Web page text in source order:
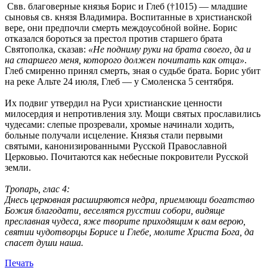
Свв. благоверные князья Борис и Глеб (†1015) — младшие
сыновья св. князя Владимира. Воспитанные в христианской
вере, они предпочли смерть междоусобной войне. Борис
отказался бороться за престол против старшего брата
Святополка, сказав: «Не подниму руки на брата своего, да и
на старшего меня, которого должен почитать как отца».
Глеб смиренно принял смерть, зная о судьбе брата. Борис убит
на реке Альте 24 июля, Глеб — у Смоленска 5 сентября.
Их подвиг утвердил на Руси христианские ценности
милосердия и непротивления злу. Мощи святых прославились
чудесами: слепые прозревали, хромые начинали ходить,
больные получали исцеление. Князья стали первыми
святыми, канонизированными Русской Православной
Церковью. Почитаются как небесные покровители Русской
земли.
Тропарь, глас 4:
Днесь церковная расширяются недра, приемлющи богатство
Божия благодати, веселятся русстии собори, видяще
преславная чудеса, яже творите приходящим к вам верою,
святии чудотворцы Борисе и Глебе, молите Христа Бога, да
спасет души наша.
Печать